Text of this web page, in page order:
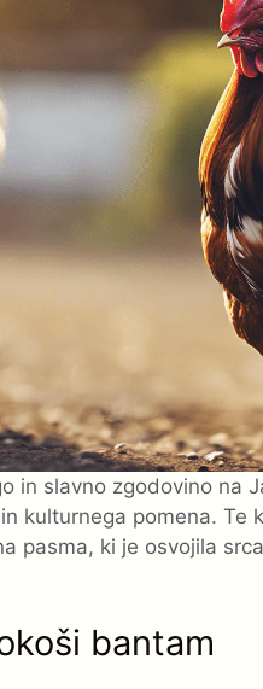
in slavno zgodovino na
kulturnega pomena. Te
pasma, ki je osvojila
bantam